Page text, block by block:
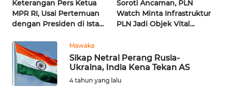
Keterangan Pers Ketua
MPR RI, Usai Pertemuan
dengan Presiden di Istana
Soroti Ancaman, PLN
Watch Minta Infrastruktur
PLN Jadi Objek Vital
Mawaka
Sikap Netral Perang Rusia-
Ukraina, India Kena Tekan AS
4 tahun yang lalu
Regional
SUMUT
WN
JAKARTA